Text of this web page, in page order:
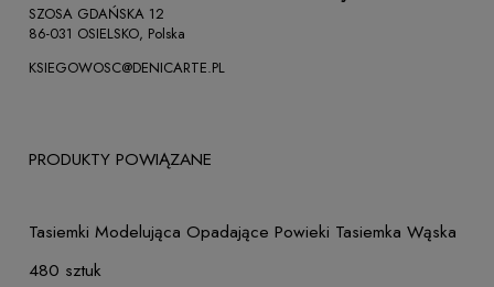
SZOSA GDAŃSKA 12
86-031 OSIELSKO, Polska
KSIEGOWOSC@DENICARTE.PL
PRODUKTY POWIĄZANE
Tasiemki Modelująca Opadające Powieki Tasiemka Wąska
480 sztuk